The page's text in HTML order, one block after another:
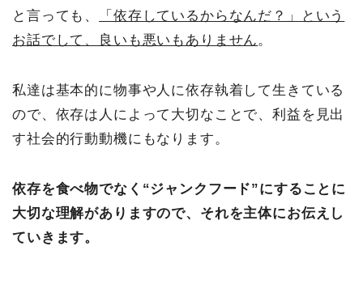
と言っても、
「依存しているからなんだ？」という
お話でして、良いも悪いもありません。
私達は基本的に物事や人に依存執着して生きている
ので、依存は人によって大切なことで、利益を見出
す社会的行動動機にもなります。
依存を食べ物でなく“ジャンクフード”にすることに
大切な理解がありますので、それを主体にお伝えし
ていきます。